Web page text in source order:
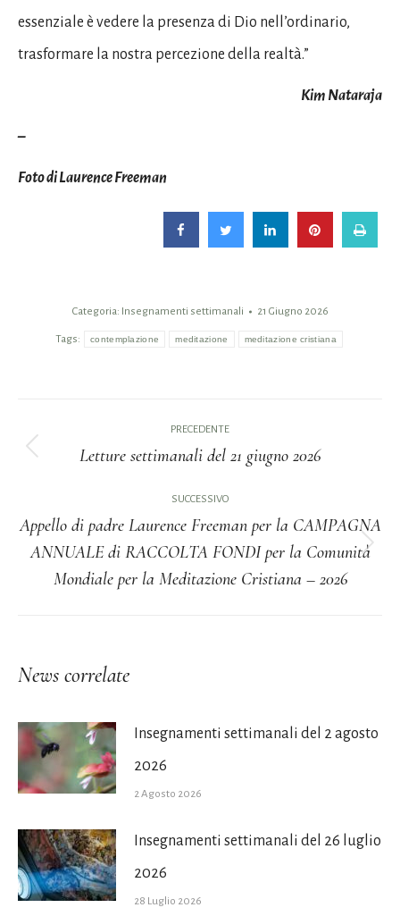
essenziale è vedere la presenza di Dio nell’ordinario,
trasformare la nostra percezione della realtà.”
Kim Nataraja
–
Foto di Laurence Freeman
Categoria: Insegnamenti settimanali 21 Giugno 2026
Tags: contemplazione meditazione meditazione cristiana
tra
post
PRECEDENTE
Post
precedente:
Letture settimanali del 21 giugno 2026
SUCCESSIVO
Prossimo
post:
Appello di padre Laurence Freeman per la CAMPAGNA
ANNUALE di RACCOLTA FONDI per la Comunità
Mondiale per la Meditazione Cristiana – 2026
News correlate
Insegnamenti settimanali del 2 agosto
2026
2 Agosto 2026
Insegnamenti settimanali del 26 luglio
2026
28 Luglio 2026